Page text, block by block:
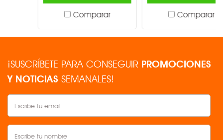
Comparar Comparar
¡SUSCRÍBETE PARA CONSEGUIR PROMOCIONES
Y NOTICIAS SEMANALES!